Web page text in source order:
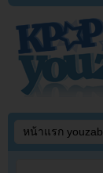
หน้าแรก youzab